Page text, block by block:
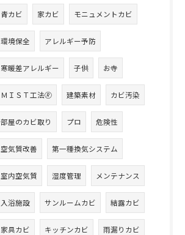
青カビ 家カビ モニュメントカビ
環境保全 アレルギー予防
寒暖差アレルギー 子供 お寺
ＭＩＳＴ工法🄬 建築素材 カビ汚染
部屋のカビ取り プロ 危険性
空気質改善 第一種換気システム
室内空気質 湿度管理 メンテナンス
入浴施設 サンルームカビ 結露カビ
家具カビ キッチンカビ 雨漏りカビ